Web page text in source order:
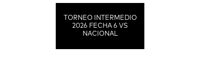
TORNEO INTERMEDIO
2026 FECHA 6 VS
NACIONAL